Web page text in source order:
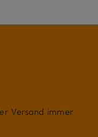
Versand immer